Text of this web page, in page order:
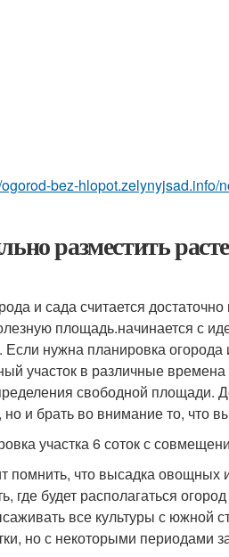
bez-hlopot.zelynyjsad.info/
разместить
и сада считается
площадь.начинается с
нужна планировка
участок в различные
свободной площади.
но и брать во внимание то, что
участка 6 соток с
помнить, что высадка
где будет располагаться
все культуры с южной
но с некоторыми периодами